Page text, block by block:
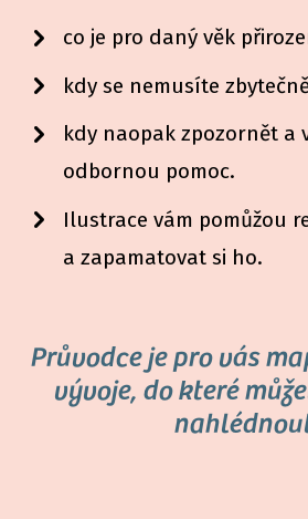
co je pro daný věk
kdy se nemusíte
kdy naopak zpozornět a
odbornou pomoc.
Ilustrace vám pomůžou
a zapamatovat si ho.
Průvodce je pro vás
vývoje, do které